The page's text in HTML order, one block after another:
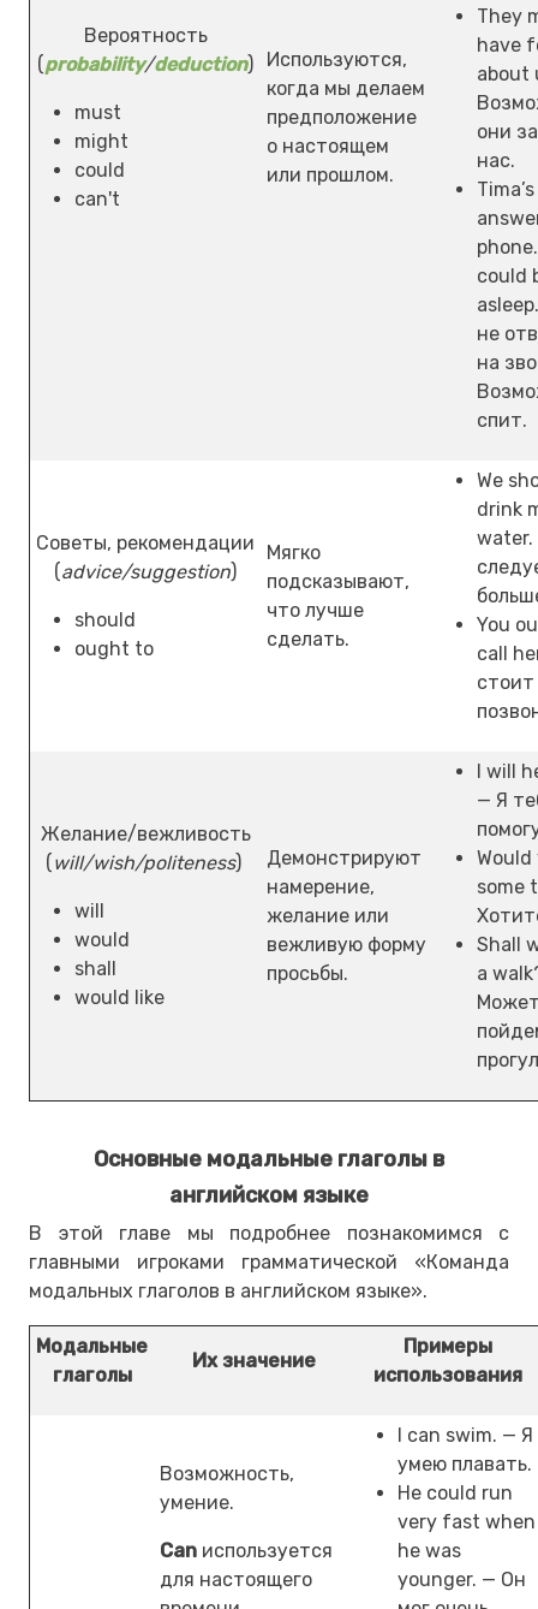
Вероятность
(probability/deduction)
must
might
could
can't
Используются,
когда мы делаем
предположение
о настоящем
или прошлом.
They
have
about
они
нас.
could
не
на
спит.
Советы, рекомендации
(advice/suggestion)
should
ought to
Мягко
подсказывают,
что лучше
сделать.
We
drink
You
call
Желание/вежливость
(will/wish/politeness)
will
would
shall
would like
Демонстрируют
намерение,
желание или
вежливую форму
просьбы.
I will
— Я
Would
some
Shall
a
Основные модальные глаголы в
английском языке
В этой главе мы подробнее познакомимся с
главными игроками грамматической «Команда
модальных глаголов в английском языке».
Модальные
глаголы
Их значение
Примеры
использования
Возможность,
умение.
Can используется
для настоящего
I can swim. — Я
умею плавать.
He could run
very fast when
he was
younger. — Он